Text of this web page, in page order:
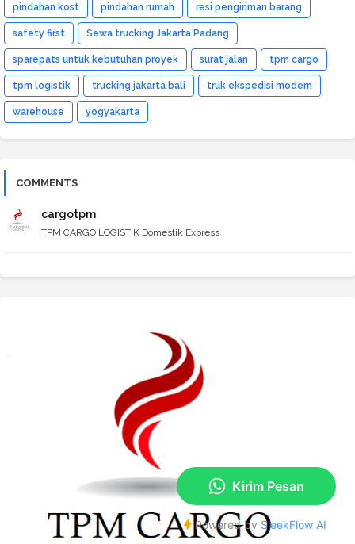
pindahan kost pindahan rumah resi pengiriman barang
safety first Sewa trucking Jakarta Padang
sparepats untuk kebutuhan proyek surat jalan tpm cargo
tpm logistik trucking jakarta bali truk ekspedisi modern
warehouse yogyakarta
COMMENTS
cargotpm
TPM CARGO LOGISTIK Domestik Express